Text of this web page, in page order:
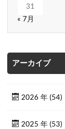
31
« 7月
アーカイブ
2026 年 (54)
2025 年 (53)